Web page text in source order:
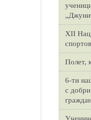
XII
Полет,
6-ти
с